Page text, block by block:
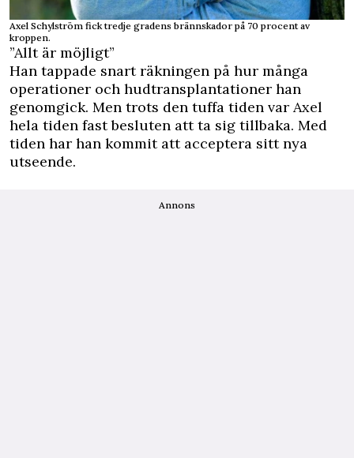
Axel Schylström fick tredje gradens brännskador på 70 procent av
kroppen.
”Allt är möjligt”
Han tappade snart räkningen på hur många
operationer och hudtransplantationer han
genomgick. Men trots den tuffa tiden var Axel
hela tiden fast besluten att ta sig tillbaka. Med
tiden har han kommit att acceptera sitt nya
utseende.
Annons